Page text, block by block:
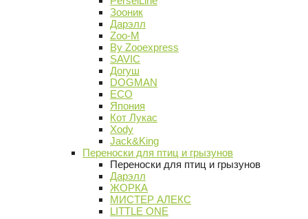
Зооник
Дарэлл
Zoo-M
By Zooexpress
SAVIC
Догуш
DOGMAN
ECO
Япония
Кот Лукас
Xody
Jack&King
Переноски для птиц и грызунов
Переноски для птиц и грызунов
Дарэлл
ЖОРКА
МИСТЕР АЛЕКС
LITTLE ONE